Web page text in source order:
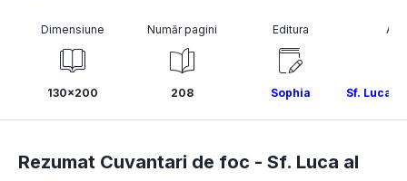
Dimensiune
130x200
Număr pagini
208
Editura
Sophia Sf. Luca
Rezumat Cuvantari de foc - Sf. Luca al